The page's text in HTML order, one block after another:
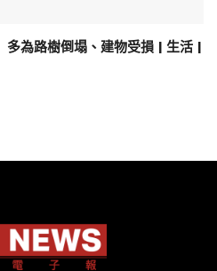
為路樹倒塌、建物受損 | 生活 |